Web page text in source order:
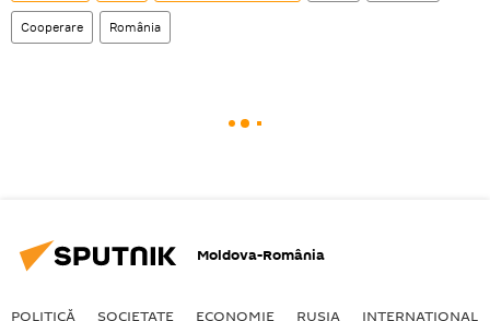
Cooperare România
Moldova-România
POLITICĂ SOCIETATE ECONOMIE RUSIA INTERNAŢIONAL